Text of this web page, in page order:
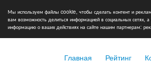
Мы используем файлы cookie, чтобы сделать контент и
вам возможность делиться информацией в социальных
информацию о ваших действиях на сайте нашим партнерам:
Главная Рейтинг